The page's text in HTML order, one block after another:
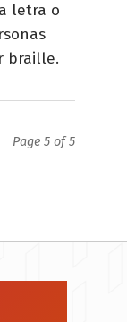
letra o
braille.
Page 5 of 5